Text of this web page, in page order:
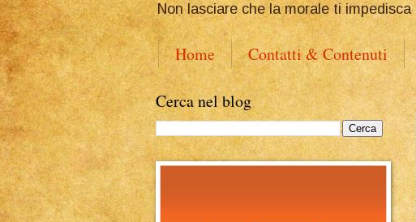
Non lasciare che la morale ti
Home Contatti & Contenuti
Cerca nel blog